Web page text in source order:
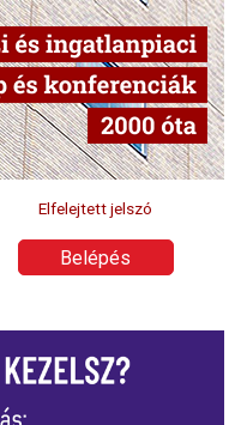
Elfelejtett jelszó
Belépés